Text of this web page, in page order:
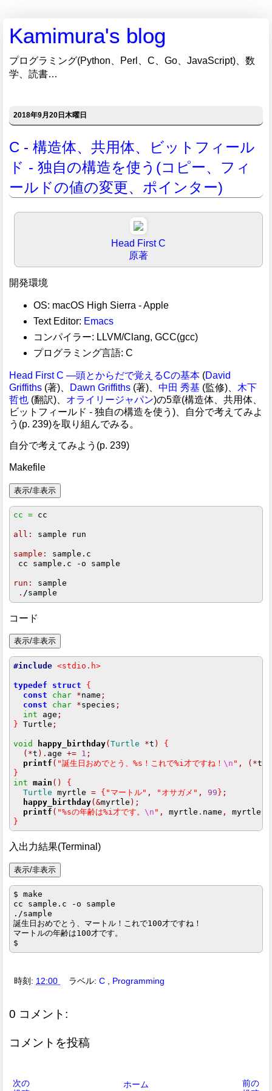
Kamimura's blog
プログラミング(Python、Perl、C、Go、JavaScript)、数
学、読書…
2018年9月20日木曜日
C - 構造体、共用体、ビットフィール
ド - 独自の構造を使う(コピー、フィ
ールドの値の変更、ポインター)
Head First C
原著
開発環境
OS: macOS High Sierra - Apple
Text Editor: Emacs
コンパイラー: LLVM/Clang, GCC(gcc)
プログラミング言語: C
Head First C ―頭とからだで覚えるCの基本 (David
Griffiths (著)、 Dawn Griffiths (著)、 中田 秀基 (監修)、 木下
哲也 (翻訳)、 オライリージャパン)の5章(構造体、共用体、
ビットフィールド - 独自の構造を使う)、自分で考えてみよ
う(p. 239)を取り組んでみる。
自分で考えてみよう(p. 239)
Makefile
cc = cc
all: sample run
sample:
sample.c
cc sample.c -o sample
run:
sample
.
コード
#include <stdio.h>
typedef struct
{
const
char *name ;
const
char *species ;
int age ;
} Turtle ;
void happy_birthday(Turtle *t )
{
(*t ). age += 1 ;
printf ( "誕生日おめでとう、%s！これで%i才ですね！\n " , (*t
}
int
main ()
{
Turtle myrtle = { "マートル" , "オサガメ" , 99 } ;
happy_birthday(&myrtle );
printf ( "%sの年齢は%i才です。\n " , myrtle . name , myrtle
}
入出力結果(Terminal)
$ make
cc sample.c -o sample
./sample
誕生日おめでとう、マートル！これで100才ですね！
マートルの年齢は100才です。
時刻: 12:00 ラベル:C Programming
0 コメント:
コメントを投稿
次の
前の
ホーム